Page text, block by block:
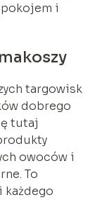
i
targowisk
dobrego
tutaj
owoców i
To
każdego